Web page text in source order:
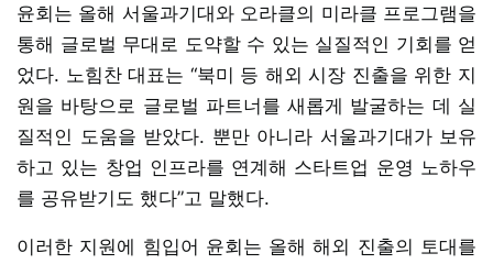
윤회는 올해 서울과기대와 오라클의 미라클 프로그램을
통해 글로벌 무대로 도약할 수 있는 실질적인 기회를 얻
었다. 노힘찬 대표는 “북미 등 해외 시장 진출을 위한 지
원을 바탕으로 글로벌 파트너를 새롭게 발굴하는 데 실
질적인 도움을 받았다. 뿐만 아니라 서울과기대가 보유
하고 있는 창업 인프라를 연계해 스타트업 운영 노하우
를 공유받기도 했다”고 말했다.
이러한 지원에 힘입어 윤회는 올해 해외 진출의 토대를